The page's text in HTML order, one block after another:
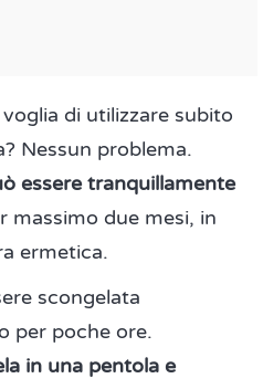
di utilizzare subito
Nessun problema.
essere tranquillamente
massimo due mesi, in
ermetica.
scongelata
per poche ore.
in una pentola e